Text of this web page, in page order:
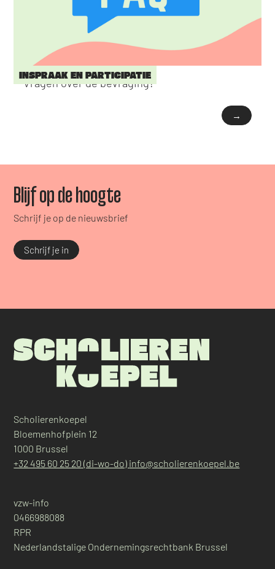
INSPRAAK EN PARTICIPATIE
Vragen over de bevraging?
→
Blijf op de hoogte
Schrijf je op de nieuwsbrief
Schrijf je in
Scholierenkoepel
Bloemenhofplein 12
1000 Brussel
+32 495 60 25 20 (di-wo-do) info@scholierenkoepel.be
vzw-info
0466988088
RPR
Nederlandstalige Ondernemingsrechtbank Brussel